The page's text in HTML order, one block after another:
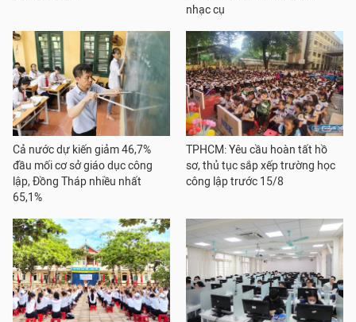
nhạc cụ
Cả nước dự kiến giảm 46,7%
đầu mối cơ sở giáo dục công
lập, Đồng Tháp nhiều nhất
65,1%
TPHCM: Yêu cầu hoàn tất hồ
sơ, thủ tục sắp xếp trường học
công lập trước 15/8